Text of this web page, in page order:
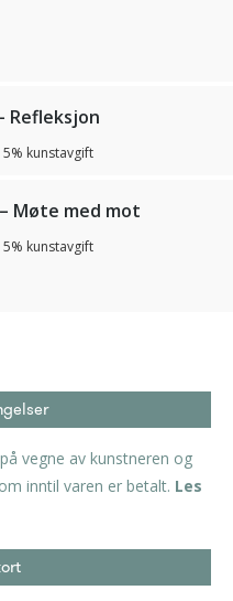
Refleksjon
5% kunstavgift
Møte med mot
5% kunstavgift
vegne av kunstneren og
inntil varen er betalt. Les